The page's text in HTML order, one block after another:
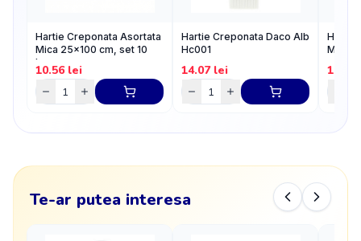
Hartie Creponata Asortata
Mica 25x100 cm, set 10
buc
10.56lei
Hartie Creponata Daco Alb
Hc001
14.07lei
Hartie
Mare
16.1
Te-ar putea interesa